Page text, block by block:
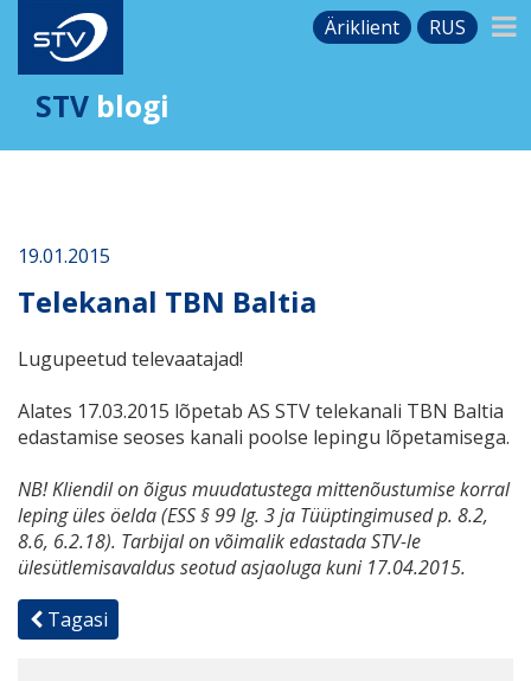
Äriklient RUS
STV blogi
19.01.2015
Telekanal TBN Baltia
Lugupeetud televaatajad!
Alates 17.03.2015 lõpetab AS STV telekanali TBN Baltia
edastamise seoses kanali poolse lepingu lõpetamisega.
NB! Kliendil on õigus muudatustega mittenõustumise korral
leping üles öelda (ESS § 99 lg. 3 ja Tüüptingimused p. 8.2,
8.6, 6.2.18). Tarbijal on võimalik edastada STV-le
ülesütlemisavaldus seotud asjaoluga kuni 17.04.2015.
Tagasi